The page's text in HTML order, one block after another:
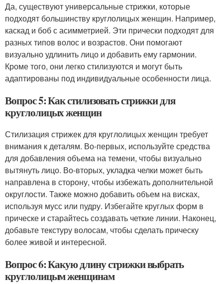
Да, существуют универсальные стрижки, которые
подходят большинству круглолицых женщин. Например,
каскад и боб с асимметрией. Эти прически подходят для
разных типов волос и возрастов. Они помогают
визуально удлинить лицо и добавить ему гармонии.
Кроме того, они легко стилизуются и могут быть
адаптированы под индивидуальные особенности лица.
Вопрос 5: Как стилизовать стрижки для
круглолицых женщин
Стилизация стрижек для круглолицых женщин требует
внимания к деталям. Во-первых, используйте средства
для добавления объема на темени, чтобы визуально
вытянуть лицо. Во-вторых, укладка челки может быть
направлена в сторону, чтобы избежать дополнительной
округлости. Также можно добавить объем на висках,
используя мусс или пудру. Избегайте круглых форм в
прическе и старайтесь создавать четкие линии. Наконец,
добавьте текстуру волосам, чтобы сделать прическу
более живой и интересной.
Вопрос 6: Какую длину стрижки выбрать
круглолицым женщинам